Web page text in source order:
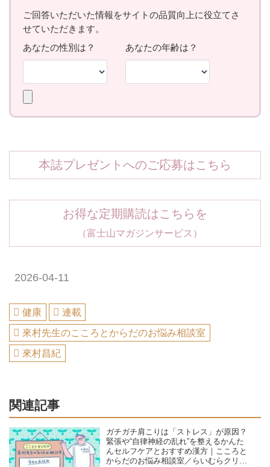
本誌プレゼントへのご応募はこちら
お得な定期購読はこちらを
（富士山マガジンサービス）
2026-04-11
健康
連載
來村先生のこころとからだのお悩み相談室
來村昌紀
関連記事
ガチガチ肩こりは「ストレス」が原因？
緊張や“自律神経の乱れ”を整えるかんた
んセルフケアとおすすめ漢方｜こころと
からだのお悩み相談室／らいむらクリニ